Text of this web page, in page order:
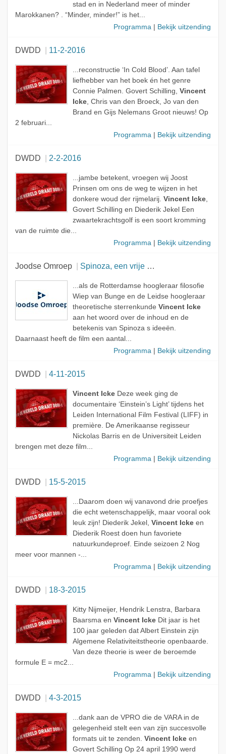
stad en in Nederland meer of minder
Marokkanen? . “Minder, minder!” is het...
Programma
Bekijk uitzending
DWDD 11-2-2016
...reconstructie ‘In Cold Blood’. Aan tafel
liefhebber van het boek én het genre
Connie Palmen. Govert Schilling, Vincent
Icke, Chris van den Broeck, Jo van den
Brand en Gijs Nelemans Groot nieuws! Op
2 februari...
Programma
Bekijk uitzending
DWDD 2-2-2016
...jambe betekent, vroegen wij Joost
Prinsen om ons de weg te wijzen in het
donkere woud der rijmelarij. Vincent Icke,
Govert Schilling en Diederik Jekel Een
zwaartekrachtsgolf is een soort kromming
van de ruimte die...
Programma
Bekijk uitzending
Joodse Omroep Spinoza, een vrije denker
...als de Rotterdamse hoogleraar filosofie
Wiep van Bunge en de Leidse hoogleraar
theoretische sterrenkunde Vincent Icke
aan het woord over de inhoud en de
betekenis van Spinoza s ideeën.
Daarnaast heeft de film een aantal...
Programma
Bekijk uitzending
DWDD 4-11-2015
Vincent IckeDeze week ging de
documentaire ‘Einstein’s Light’ tijdens het
Leiden International Film Festival (LIFF) in
première. De Amerikaanse regisseur
Nickolas Barris en de Universiteit Leiden
brengen met deze film...
Programma
Bekijk uitzending
DWDD 15-5-2015
...Daarom doen wij vanavond drie proefjes
die echt wetenschappelijk, maar vooral ook
leuk zijn! Diederik Jekel, Vincent Ickeen
Diederik Roest doen hun favoriete
natuurkundeproef. Einde seizoen 2 Nog
meer voor mannen -...
Programma
Bekijk uitzending
DWDD 18-3-2015
Kitty Nijmeijer, Hendrik Lenstra, Barbara
Baarsma en Vincent IckeDit jaar is het
100 jaar geleden dat Albert Einstein zijn
Algemene Relativiteitstheorie openbaarde.
Van deze theorie is weer de beroemde
formule E = mc2...
Programma
Bekijk uitzending
DWDD 4-3-2015
...dank aan de VPRO die de VARA in de
gelegenheid stelt een van zijn succesvolle
formats uit te zenden. Vincent Ickeen
Govert Schilling Op 24 april 1990 werd